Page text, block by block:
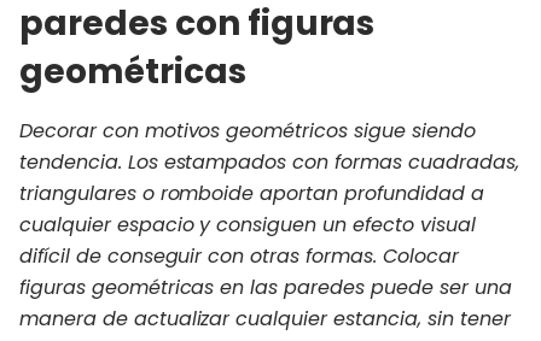
paredes con figuras
geométricas
Decorar con motivos geométricos sigue siendo
tendencia. Los estampados con formas cuadradas,
triangulares o romboide aportan profundidad a
cualquier espacio y consiguen un efecto visual
difícil de conseguir con otras formas. Colocar
figuras geométricas en las paredes puede ser una
manera de actualizar cualquier estancia, sin tener